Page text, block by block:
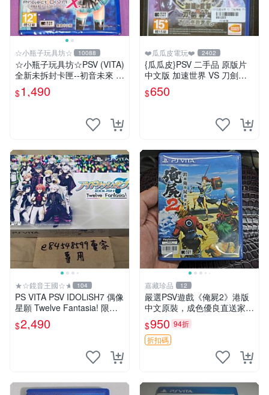
☆小瓶子玩具坊☆ 10088
☆小瓶子玩具坊☆PSV (VITA)
全新未拆封卡匣--初音未來 名
伶計畫X 中文版
$1,490
❤️瓜瓜皮電玩❤️ 2402
{瓜瓜皮}PSV 二手品 原版片
中文版 加速世界 VS 刀劍神
域 千年的黃昏(遊戲都能回收)
$650
★☆鏡音王國☆★ 104
PS VITA PSV IDOLiSH7 偶像
星願 Twelve Fantasia! 限定
版 純日版 日文版 特裝版
$2,490
嘉藏珍品 12
嚴選PSV遊戲《俺屍2》港版
中文原裝，成色優良直送家門
口 俺屍2 PSV 港版 中文
$950 94折
折扣碼